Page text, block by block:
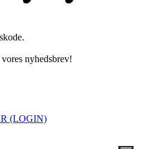
nyhedsbrev!
(LOGIN)